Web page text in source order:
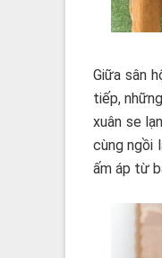
Giữa sân
tiếp,
xuân se
cùng ngồi
ấm áp từ